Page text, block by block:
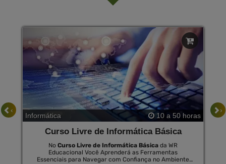
Informática 10 a 50 horas
Curso Livre de Informática Básica
No Curso Livre de Informática Básica da WR
Educacional Você Aprenderá as Ferramentas
Essenciais para Navegar com Confiança no Ambiente
‹ ›